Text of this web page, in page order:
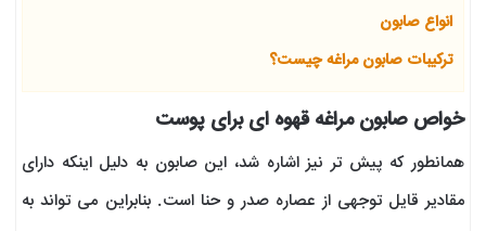
انواع صابون
ترکیبات صابون مراغه چیست؟
خواص صابون مراغه قهوه ای برای پوست
همانطور که پیش تر نیز اشاره شد، این صابون به دلیل اینکه دارای
مقادیر قایل توجهی از عصاره صدر و حنا است. بنابراین می تواند به